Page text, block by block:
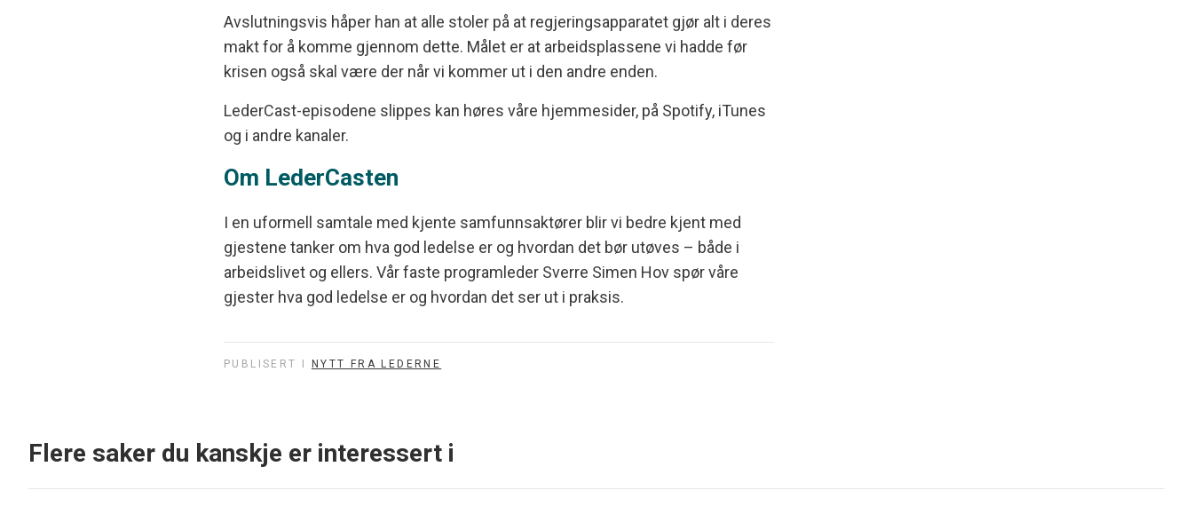
Avslutningsvis håper han at alle stoler på at regjeringsapparatet gjør alt i deres
makt for å komme gjennom dette. Målet er at arbeidsplassene vi hadde før
krisen også skal være der når vi kommer ut i den andre enden.
LederCast-episodene slippes kan høres våre hjemmesider, på Spotify, iTunes
og i andre kanaler.
Om LederCasten
I en uformell samtale med kjente samfunnsaktører blir vi bedre kjent med
gjestene tanker om hva god ledelse er og hvordan det bør utøves – både i
arbeidslivet og ellers. Vår faste programleder Sverre Simen Hov spør våre
gjester hva god ledelse er og hvordan det ser ut i praksis.
PUBLISERT I NYTT FRA LEDERNE
Flere saker du kanskje er interessert i